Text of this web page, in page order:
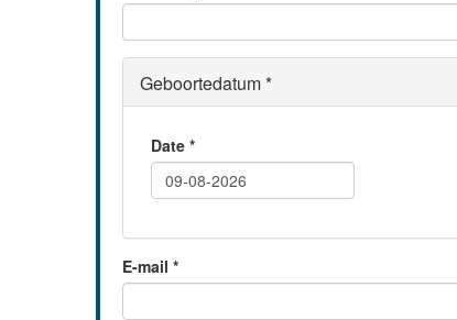
Geboortedatum*
Date *
E-mail *